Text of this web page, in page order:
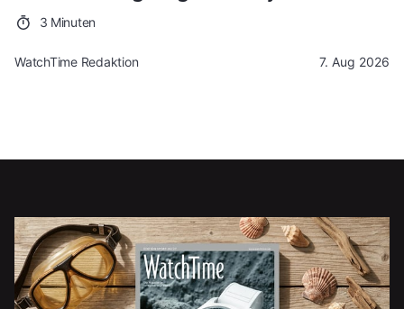
3 Minuten
WatchTime Redaktion 7. Aug 2026